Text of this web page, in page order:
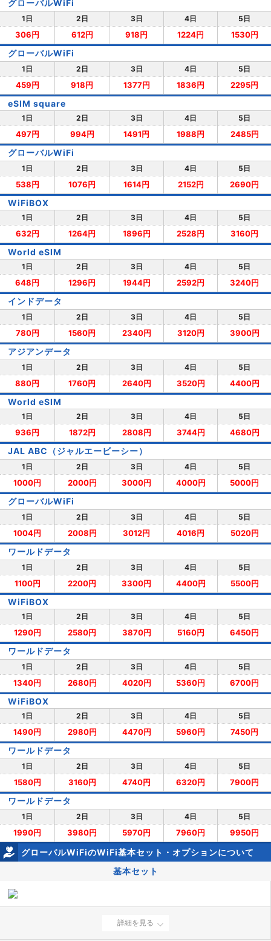
グローバルWiFi
1日 2日 3日 4日 5日
306円 612円 918円 1224円 1530円
グローバルWiFi
1日 2日 3日 4日 5日
459円 918円 1377円 1836円 2295円
eSIM square
1日 2日 3日 4日 5日
497円 994円 1491円 1988円 2485円
グローバルWiFi
1日 2日 3日 4日 5日
538円 1076円 1614円 2152円 2690円
WiFiBOX
1日 2日 3日 4日 5日
632円 1264円 1896円 2528円 3160円
World eSIM
1日 2日 3日 4日 5日
648円 1296円 1944円 2592円 3240円
インドデータ
1日 2日 3日 4日 5日
780円 1560円 2340円 3120円 3900円
アジアンデータ
1日 2日 3日 4日 5日
880円 1760円 2640円 3520円 4400円
World eSIM
1日 2日 3日 4日 5日
936円 1872円 2808円 3744円 4680円
JAL ABC（ジャルエービーシー）
1日 2日 3日 4日 5日
1000円 2000円 3000円 4000円 5000円
グローバルWiFi
1日 2日 3日 4日 5日
1004円 2008円 3012円 4016円 5020円
ワールドデータ
1日 2日 3日 4日 5日
1100円 2200円 3300円 4400円 5500円
WiFiBOX
1日 2日 3日 4日 5日
1290円 2580円 3870円 5160円 6450円
ワールドデータ
1日 2日 3日 4日 5日
1340円 2680円 4020円 5360円 6700円
WiFiBOX
1日 2日 3日 4日 5日
1490円 2980円 4470円 5960円 7450円
ワールドデータ
1日 2日 3日 4日 5日
1580円 3160円 4740円 6320円 7900円
ワールドデータ
1日 2日 3日 4日 5日
1990円 3980円 5970円 7960円 9950円
グローバルWiFiのWiFi基本セット・オプションについて
基本セット
詳細を見る